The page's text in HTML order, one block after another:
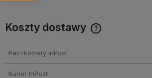
Koszty dostawy
Paczkomaty InPost
Kurier InPost